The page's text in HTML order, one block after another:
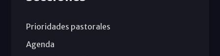
Prioridades pastorales
Agenda